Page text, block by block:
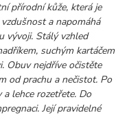
přírodní kůže, která je
a napomáhá
vývoji. Stálý vzhled
suchým kartáčem
Obuv nejdříve očistěte
od prachu a nečistot. Po
lehce rozetřete. Do
Její pravidelné